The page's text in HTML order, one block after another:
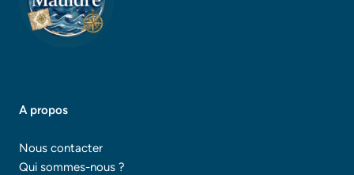
A propos
Nous contacter
Qui sommes-nous ?